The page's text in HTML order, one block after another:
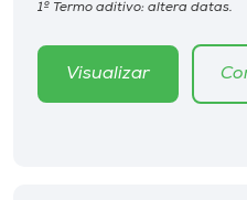
1º Termo aditivo: altera datas.
Visualizar